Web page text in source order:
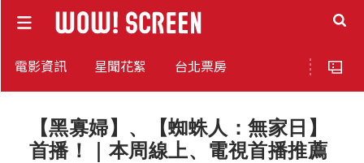
電影資訊 星聞花絮 台北票房
【黑寡婦】、【蜘蛛人：無家日】
首播！｜本周線上、電視首播推薦